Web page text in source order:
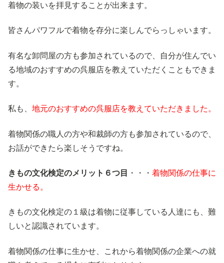
着物の装いを拝見することが出来ます。
皆さんパワフルで着物を存分に楽しんでらっしゃいます。
有名な卸問屋の方も参加されているので、自分が住んでい
る地域のおすすめの呉服店を教えていただくこともできま
す。
私も、 地元のおすすめの呉服店を教えていただきました。
着物関係の職人の方や和裁師の方も参加されているので、
お話ができたら楽しそうですね。
きもの文化検定のメリット６つ目 ・・・ 着物関係の仕事に
生かせる。
きもの文化検定の１級は着物に従事している人達にも、難
しいと認識されています。
着物関係の仕事に生かせ、これから着物関係の企業への就